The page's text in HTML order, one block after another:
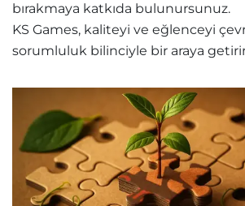
bırakmaya katkıda bulunursunuz.
KS Games, kaliteyi ve eğlenceyi
sorumluluk bilinciyle bir araya